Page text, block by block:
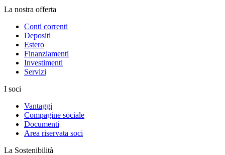
La nostra offerta
Conti correnti
Depositi
Estero
Finanziamenti
Investimenti
Servizi
I soci
Vantaggi
Compagine sociale
Documenti
Area riservata soci
La Sostenibilità